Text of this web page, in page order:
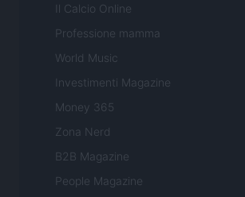
Il Calcio Online
Professione mamma
World Music
Investimenti Magazine
Money 365
Zona Nerd
B2B Magazine
People Magazine